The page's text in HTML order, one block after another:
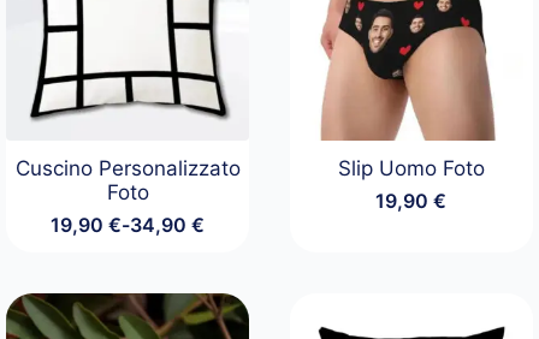
Cuscino Personalizzato
Foto
19,90€-34,90€
Fascia
da
19,90 €
Slip Uomo Foto
19,90€